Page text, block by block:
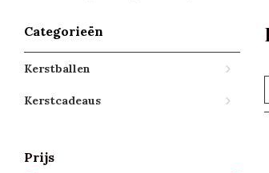
Categorieën
Kerstballen
Kerstcadeaus
Prijs